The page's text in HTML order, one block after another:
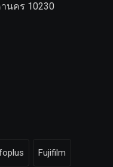
นคร 10230
Fujifilm